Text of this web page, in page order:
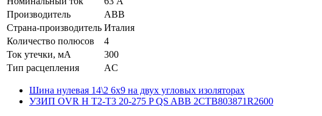
Производитель
ABB
Страна-производитель Италия
Количество полюсов
4
Ток утечки, мА
300
Тип расцепления
AC
Шина нулевая 14\2 6х9 на двух угловых изоляторах
УЗИП OVR H T2-T3 20-275 P QS ABB 2CTB803871R2600